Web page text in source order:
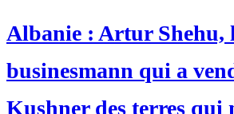
Albanie : Artur Shehu,
businesmann qui a
Kushner des terres qui